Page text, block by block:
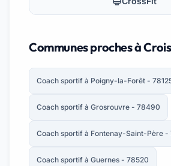
Communes proches à
Coach sportif à Poigny-la-Forêt -
Coach sportif à Grosrouvre - 78490
Coach sportif à Fontenay-Saint-Père -
Coach sportif à Guernes - 78520